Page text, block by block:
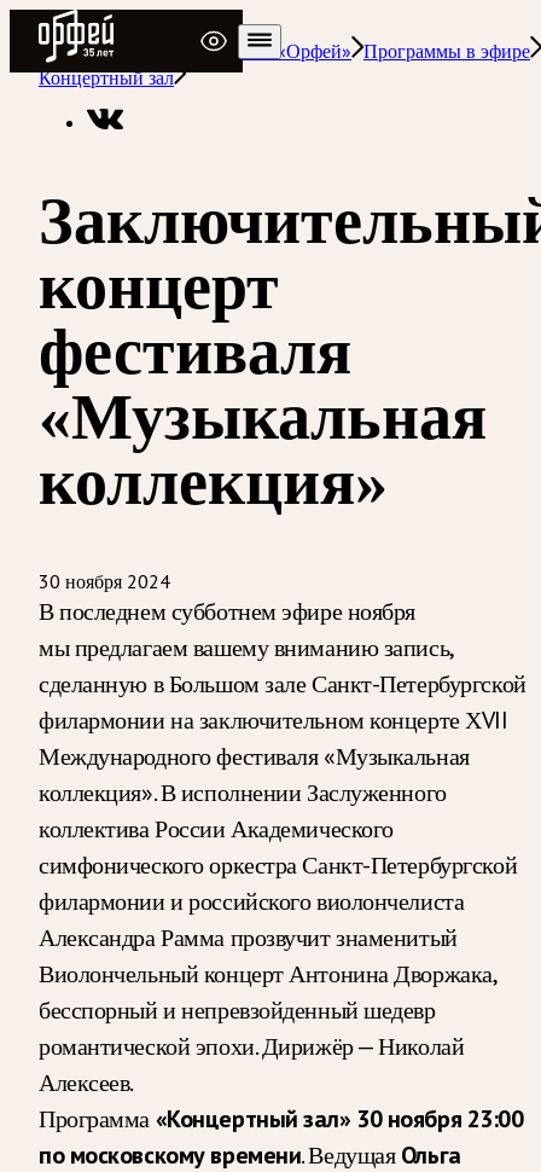
Радио Орфей
Радио классической музыки «Орфей» Программы в эфире
Концертный зал
концерт
фестиваля
«Музыкальная
коллекция»
30 ноября 2024
В последнем субботнем эфире ноября
мы предлагаем вашему вниманию запись,
сделанную в Большом зале Санкт-Петербургской
филармонии на заключительном концерте ХVII
Международного фестиваля «Музыкальная
коллекция». В исполнении Заслуженного
коллектива России Академического
симфонического оркестра Санкт-Петербургской
филармонии и российского виолончелиста
Александра Рамма прозвучит знаменитый
Виолончельный концерт Антонина Дворжака,
бесспорный и непревзойденный шедевр
романтической эпохи. Дирижёр — Николай
Алексеев.
Программа«Концертный зал» 30 ноября 23:00
по московскому времени. ВедущаяОльга